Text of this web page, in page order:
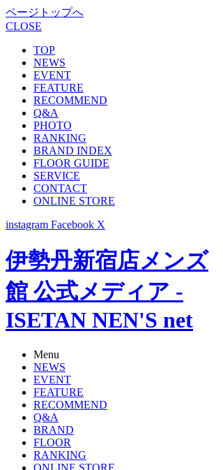
ページトップへ
CLOSE
TOP
NEWS
EVENT
FEATURE
RECOMMEND
Q&A
PHOTO
RANKING
BRAND INDEX
FLOOR GUIDE
SERVICE
CONTACT
ONLINE STORE
instagram Facebook X
伊勢丹新宿店メンズ
館 公式メディア -
ISETAN NEN'S net
Menu
NEWS
EVENT
FEATURE
RECOMMEND
Q&A
BRAND
FLOOR
RANKING
ONLINE STORE